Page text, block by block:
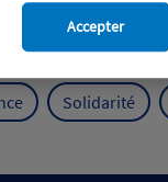
Prévention
Solidarité
Accepter